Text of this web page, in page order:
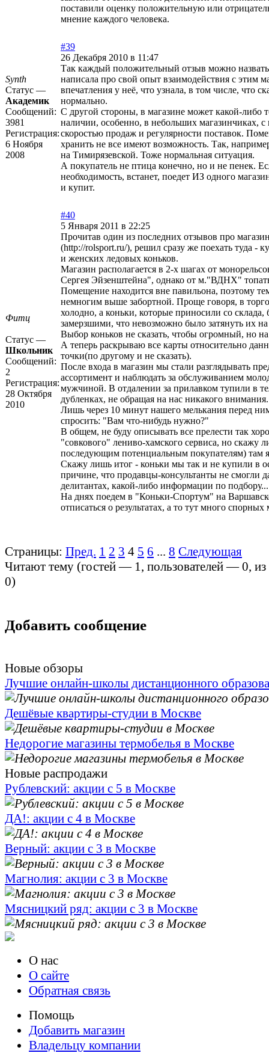
поставили оценку положительную или
мнение каждого человека.
Synth
Статус —
Академик
Сообщений:
3981
Регистрация:
6 Ноября
2008
#39
26 Декабря 2010 в 11:47
Так каждый положительный отзыв можно
написала про свой опыт взаимодействия с этим
впечатления у неё, что узнала, в том числе, что
нормально.
С другой стороны, в магазине может какой-либо
наличии, особенно, в небольших магазинчиках,
скоростью продаж и регулярности поставок.
хранить не все имеют возможность. Так,
на Тимирязевской. Тоже нормальная ситуация.
А покупатель не птица конечно, но и не пенек.
необходимость, встанет, поедет ИЗ одного
и купит.
Фитц
Статус —
Школьник
Сообщений:
2
Регистрация:
28 Октября
2010
#40
5 Января 2011 в 22:25
Прочитав один из последних отзывов про
(http://rolsport.ru/), решил сразу же поехать туда -
и женских ледовых коньков.
Магазин располагается в 2-х шагах от
Сергея Эйзенштейна", однако от м."ВДНХ"
Помещение находится вне павильона, поэтому
немногим выше забортной. Проще говоря, в
холодно, а коньки, которые приносили со склада,
замерзшими, что невозможно было затянуть их на
Выбор коньков не сказать, чтобы огромный, но
А теперь раскрываю все карты относительно
точки(по другому и не сказать).
После входа в магазин мы стали разглядывать
ассортимент и наблюдать за обслуживанием
мужчиной. В отдалении за прилавком тупили в
дубленках, не обращая на нас никакого внимания.
Лишь через 10 минут нашего мелькания перед
спросить: "Вам что-нибудь нужно?"
В общем, не буду описывать все прелести так
"совкового" лениво-хамского сервиса, но скажу
последующим потенциальным покупателям) там
Скажу лишь итог - коньки мы так и не купили в
причине, что продавцы-консультанты не смогли
делитантах, какой-либо информации по
На днях поедем в "Коньки-Спортум" на
отписаться о результатах, а то тут много
Страницы: Пред. 1 2 3 4 5 6 ... 8 Следующая
Читают тему (гостей — 1, пользователей —0,
0)
Добавить сообщение
Новые обзоры
Лучшие онлайн-школы дистанционного
Дешёвые квартиры-студии в Москве
Недорогие магазины термобелья в Москве
Новые распродажи
Рублевский: акции с 5 в Москве
ДА!: акции с 4 в Москве
Верный: акции с 3 в Москве
Магнолия: акции с 3 в Москве
Мясницкий ряд: акции с 3 в Москве
О нас
О сайте
Обратная связь
Помощь
Добавить магазин
Владельцу компании